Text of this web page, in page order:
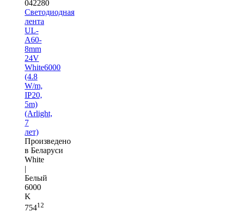
042280
Светодиодная
лента
UL-
A60-
8mm
24V
White6000
(4.8
W/m,
IP20,
5m)
(Arlight,
7
лет)
Произведено
в Беларуси
White
|
Белый
6000
K
75412